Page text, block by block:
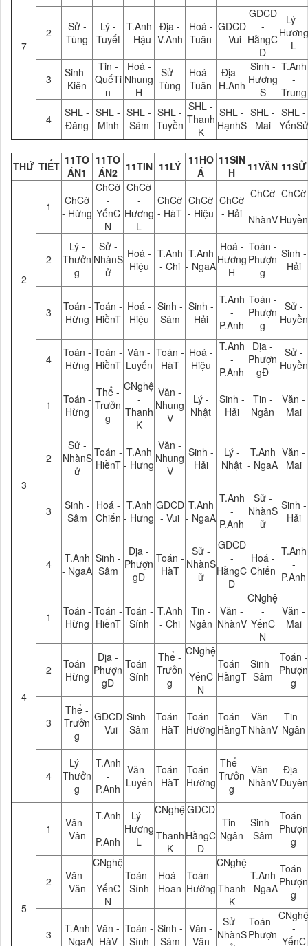
7
2
Sử -
Tùng
Lý -
Tuyết
T.Anh
- Hậu
Địa -
V.Anh
Hoá -
Tuân
GDCD
- Vui
GDCD
-
HằngC
D
Lý -
Hương
L
3
Sinh -
Kiên
Tin -
QuếTi
n
Hoá -
Nhung
H
Sử -
Tùng
Hoá -
Tuân
Địa -
H.Anh
Sinh -
Hương
S
T.Anh
-
Trung
4
SHL -
Đăng
SHL -
Minh
SHL -
Sâm
SHL -
Tuyền
SHL -
Thanh
K
SHL -
HạnhS
SHL -
Mai
SHL -
YếnSử
THỨ TIẾT 11TO
ÁN1
11TO
ÁN2
11TIN 11LÝ 11HO
Á
11SIN
H
11VĂN 11SỬ
2
1
ChCờ
- Hừng
ChCờ
-
YếnC
N
ChCờ
-
Hương
L
ChCờ
- HàT
ChCờ
- Hiệu
ChCờ
- Hải
ChCờ
-
NhànV
ChCờ
-
Huyền
2
Lý -
Thưởn
g
Sử -
NhànS
ử
Hoá -
Hiệu
T.Anh
- Chi
T.Anh
- NgaA
Hoá -
Hương
H
Toán -
Phượn
g
Sinh -
Hải
3
Toán -
Hừng
Toán -
HiềnT
Hoá -
Hiệu
Sinh -
Sâm
Sinh -
Hải
T.Anh
-
P.Anh
Toán -
Phượn
g
Sử -
Huyền
4
Toán -
Hừng
Toán -
HiềnT
Văn -
Luyến
Toán -
HàT
Hoá -
Hiệu
T.Anh
-
P.Anh
Địa -
Phượn
gĐ
Sử -
Huyền
3
1
Toán -
Hừng
Thể -
Trưởn
g
CNghệ
-
Thanh
K
Văn -
Nhung
V
Lý -
Nhật
Sinh -
Hải
Tin -
Ngân
Văn -
Mai
2
Sử -
NhànS
ử
Toán -
HiềnT
T.Anh
- Hưng
Văn -
Nhung
V
Sinh -
Hải
Lý -
Nhật
T.Anh
- NgaA
Văn -
Mai
3
Sinh -
Sâm
Hoá -
Chiến
T.Anh
- Hưng
GDCD
- Vui
T.Anh
- NgaA
T.Anh
-
P.Anh
Sử -
NhànS
ử
Sinh -
Hải
4
T.Anh
- NgaA
Sinh -
Sâm
Địa -
Phượn
gĐ
Toán -
HàT
Sử -
NhànS
ử
GDCD
-
HằngC
D
Hoá -
Chiến
T.Anh
-
P.Anh
4
1
Toán -
Hừng
Toán -
HiềnT
Toán -
Sính
T.Anh
- Chi
Tin -
Ngân
Văn -
NhànV
CNghệ
-
YếnC
N
Văn -
Mai
2
Toán -
Hừng
Địa -
Phượn
gĐ
Toán -
Sính
Thể -
Trưởn
g
CNghệ
-
YếnC
N
Toán -
HằngT
Sinh -
Sâm
Toán -
Phượn
g
3
Thể -
Trưởn
g
GDCD
- Vui
Sinh -
Sâm
Toán -
HàT
Toán -
Hường
Toán -
HằngT
Văn -
NhànV
Tin -
Ngân
4
Lý -
Thưởn
g
T.Anh
-
P.Anh
Văn -
Luyến
Toán -
HàT
Toán -
Hường
Thể -
Trưởn
g
Văn -
NhànV
Địa -
Duyên
5
1
Văn -
Vân
T.Anh
-
P.Anh
Lý -
Hương
L
CNghệ
-
Thanh
K
GDCD
-
HằngC
D
Tin -
Ngân
Sinh -
Sâm
Toán -
Phượn
g
2
Văn -
Vân
CNghệ
-
YếnC
N
Toán -
Sính
Hoá -
Hoan
Toán -
Hường
CNghệ
-
Thanh
K
T.Anh
- NgaA
Toán -
Phượn
g
3
T.Anh
- NgaA
Văn -
HàV
Toán -
Sính
Sinh -
Sâm
Văn -
Vân
Sử -
NhànS
Toán -
Phượn
CNghệ
-
YếnC